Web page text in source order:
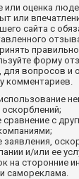
или оценка
или
сайта с
форму
для вопросов и
комментариев.
оскорблений;
с
заявления,
и/или ее
на сторонние
самореклама.